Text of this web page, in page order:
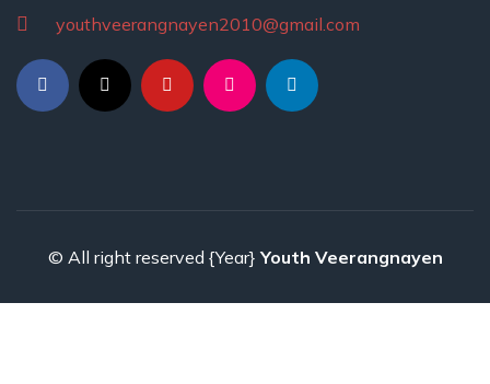
youthveerangnayen2010@gmail.com
© All right reserved {Year} Youth Veerangnayen